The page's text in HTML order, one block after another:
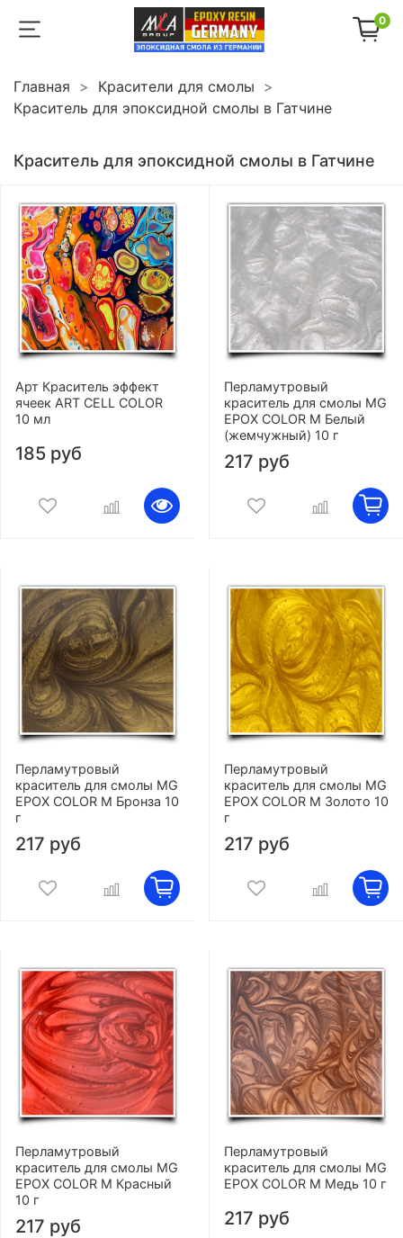
0
Главная
Красители для смолы
Краситель для эпоксидной смолы в Гатчине
Краситель для эпоксидной смолы в Гатчине
Арт Краситель эффект
ячеек ART CELL COLOR
10 мл
185 руб
Перламутровый
краситель для смолы MG
EPOX COLOR M Белый
(жемчужный) 10 г
217 руб
Перламутровый
краситель для смолы MG
EPOX COLOR M Бронза 10
г
217 руб
Перламутровый
краситель для смолы MG
EPOX COLOR M Золото 10
г
217 руб
Перламутровый
краситель для смолы MG
EPOX COLOR M Красный
10 г
217 руб
Перламутровый
краситель для смолы MG
EPOX COLOR M Медь 10 г
217 руб